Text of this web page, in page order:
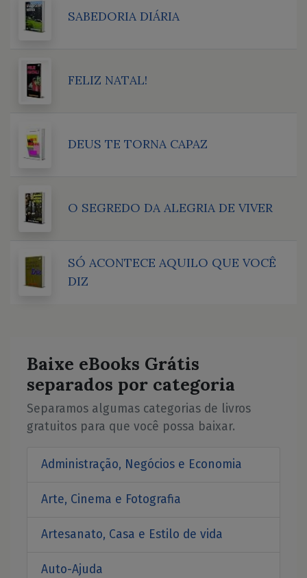
SABEDORIA DIÁRIA
FELIZ NATAL!
DEUS TE TORNA CAPAZ
O SEGREDO DA ALEGRIA DE VIVER
SÓ ACONTECE AQUILO QUE VOCÊ
DIZ
Baixe eBooks Grátis
separados por categoria
Separamos algumas categorias de livros
gratuitos para que você possa baixar.
Administração, Negócios e Economia
Arte, Cinema e Fotografia
Artesanato, Casa e Estilo de vida
Auto-Ajuda